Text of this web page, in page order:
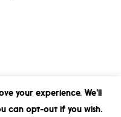
your experience. We'll
can opt-out if you wish.